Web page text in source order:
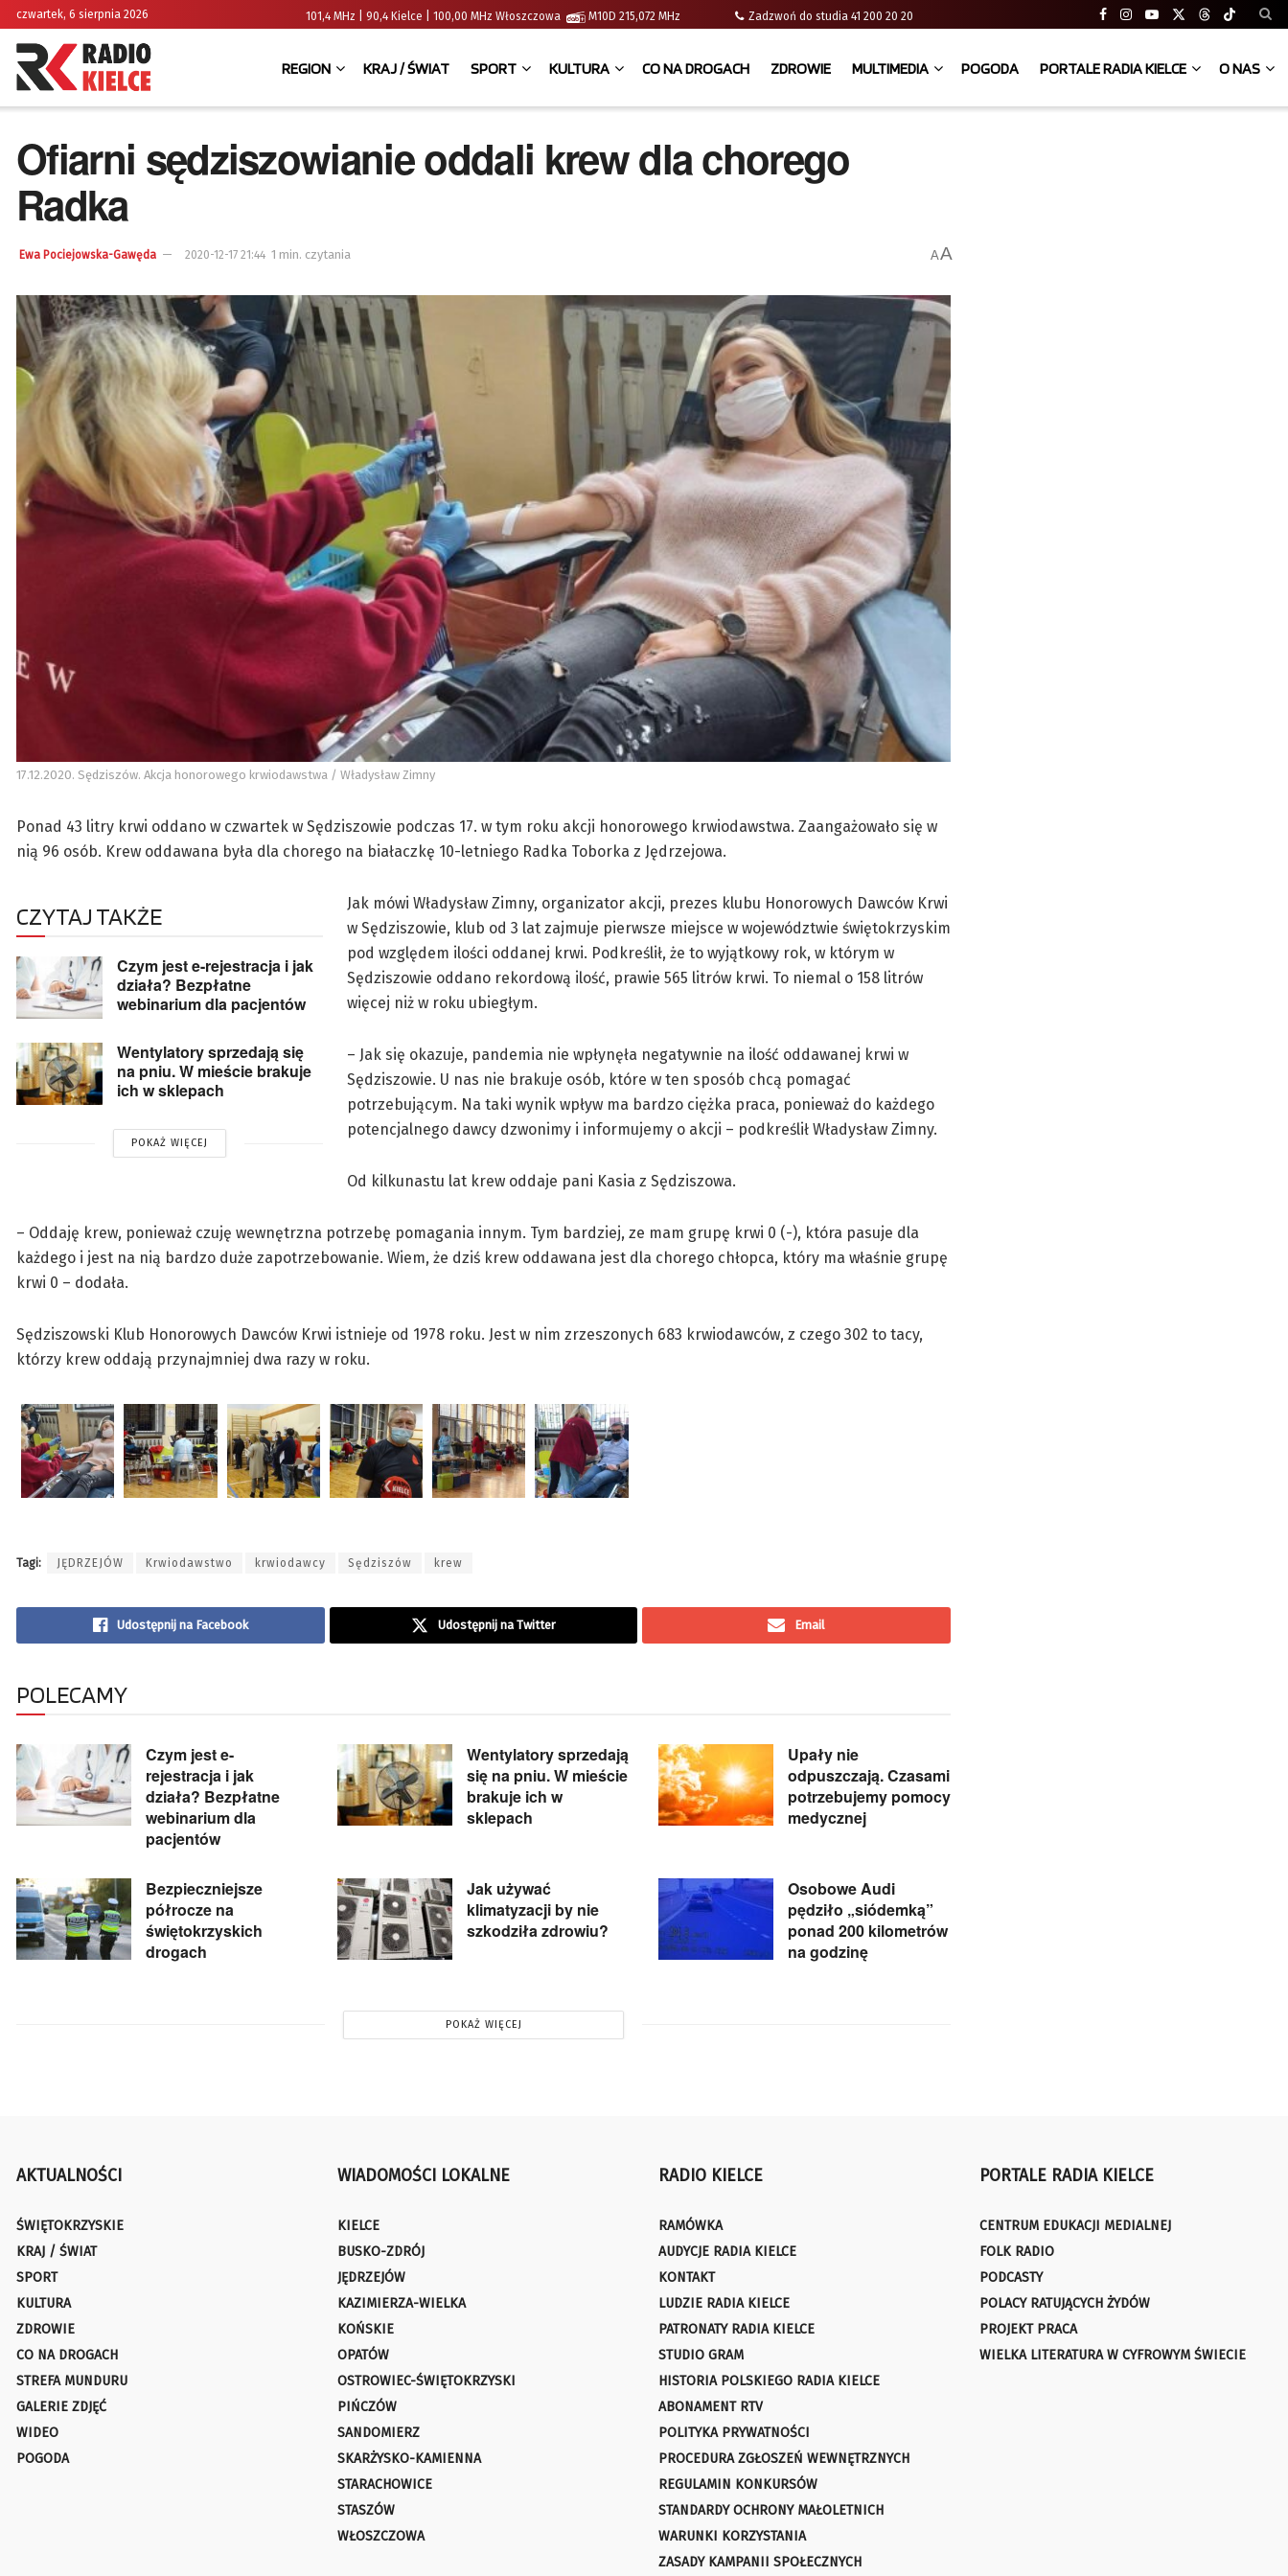
czwartek, 6 sierpnia 2026 101,4 MHz | 90,4 Kielce | 100,00 MHz Włoszczowa M10D 215,072 MHz Zadzwoń do studia 41 200 20 20
REGION KRAJ / ŚWIAT SPORT KULTURA CO NA DROGACH ZDROWIE MULTIMEDIA POGODA PORTALE RADIA KIELCE O NAS
Ofiarni sędziszowianie oddali krew dla chorego
Radka
Ewa Pociejowska-Gawęda 2020-12-17 21:44 1 min. czytania AA
17.12.2020. Sędziszów. Akcja honorowego krwiodawstwa / Władysław Zimny
Ponad 43 litry krwi oddano w czwartek w Sędziszowie podczas 17. w tym roku akcji honorowego krwiodawstwa. Zaangażowało się w
nią 96 osób. Krew oddawana była dla chorego na białaczkę 10-letniego Radka Toborka z Jędrzejowa.
CZYTAJ TAKŻE
Czym jest e-rejestracja i jak
działa? Bezpłatne
webinarium dla pacjentów
Wentylatory sprzedają się
na pniu. W mieście brakuje
ich w sklepach
POKAŻ WIĘCEJ
Jak mówi Władysław Zimny, organizator akcji, prezes klubu Honorowych Dawców Krwi
w Sędziszowie, klub od 3 lat zajmuje pierwsze miejsce w województwie świętokrzyskim
pod względem ilości oddanej krwi. Podkreślił, że to wyjątkowy rok, w którym w
Sędziszowie oddano rekordową ilość, prawie 565 litrów krwi. To niemal o 158 litrów
więcej niż w roku ubiegłym.
– Jak się okazuje, pandemia nie wpłynęła negatywnie na ilość oddawanej krwi w
Sędziszowie. U nas nie brakuje osób, które w ten sposób chcą pomagać
potrzebującym. Na taki wynik wpływ ma bardzo ciężka praca, ponieważ do każdego
potencjalnego dawcy dzwonimy i informujemy o akcji – podkreślił Władysław Zimny.
Od kilkunastu lat krew oddaje pani Kasia z Sędziszowa.
– Oddaję krew, ponieważ czuję wewnętrzna potrzebę pomagania innym. Tym bardziej, ze mam grupę krwi 0 (-), która pasuje dla
każdego i jest na nią bardzo duże zapotrzebowanie. Wiem, że dziś krew oddawana jest dla chorego chłopca, który ma właśnie grupę
krwi 0 – dodała.
Sędziszowski Klub Honorowych Dawców Krwi istnieje od 1978 roku. Jest w nim zrzeszonych 683 krwiodawców, z czego 302 to tacy,
którzy krew oddają przynajmniej dwa razy w roku.
Tagi: JĘDRZEJÓW Krwiodawstwo krwiodawcy Sędziszów krew
Udostępnij na Facebook Udostępnij na Twitter Email
POLECAMY
Czym jest e-
rejestracja i jak
działa? Bezpłatne
webinarium dla
pacjentów
Wentylatory sprzedają
się na pniu. W mieście
brakuje ich w
sklepach
Upały nie
odpuszczają. Czasami
potrzebujemy pomocy
medycznej
Bezpieczniejsze
półrocze na
świętokrzyskich
drogach
Jak używać
klimatyzacji by nie
szkodziła zdrowiu?
Osobowe Audi
pędziło „siódemką”
ponad 200 kilometrów
na godzinę
POKAŻ WIĘCEJ
AKTUALNOŚCI
ŚWIĘTOKRZYSKIE
KRAJ / ŚWIAT
SPORT
KULTURA
ZDROWIE
CO NA DROGACH
STREFA MUNDURU
GALERIE ZDJĘĆ
WIDEO
POGODA
WIADOMOŚCI LOKALNE
KIELCE
BUSKO-ZDRÓJ
JĘDRZEJÓW
KAZIMIERZA-WIELKA
KOŃSKIE
OPATÓW
OSTROWIEC-ŚWIĘTOKRZYSKI
PIŃCZÓW
SANDOMIERZ
SKARŻYSKO-KAMIENNA
STARACHOWICE
STASZÓW
WŁOSZCZOWA
RADIO KIELCE
RAMÓWKA
AUDYCJE RADIA KIELCE
KONTAKT
LUDZIE RADIA KIELCE
PATRONATY RADIA KIELCE
STUDIO GRAM
HISTORIA POLSKIEGO RADIA KIELCE
ABONAMENT RTV
POLITYKA PRYWATNOŚCI
PROCEDURA ZGŁOSZEŃ WEWNĘTRZNYCH
REGULAMIN KONKURSÓW
STANDARDY OCHRONY MAŁOLETNICH
WARUNKI KORZYSTANIA
ZASADY KAMPANII SPOŁECZNYCH
PORTALE RADIA KIELCE
CENTRUM EDUKACJI MEDIALNEJ
FOLK RADIO
PODCASTY
POLACY RATUJĄCYCH ŻYDÓW
PROJEKT PRACA
WIELKA LITERATURA W CYFROWYM ŚWIECIE